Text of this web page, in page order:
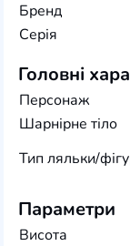
Бренд
Серія
Головні
Персонаж
Шарнірне тіло
Тип ляльки/
Параметри
Висота